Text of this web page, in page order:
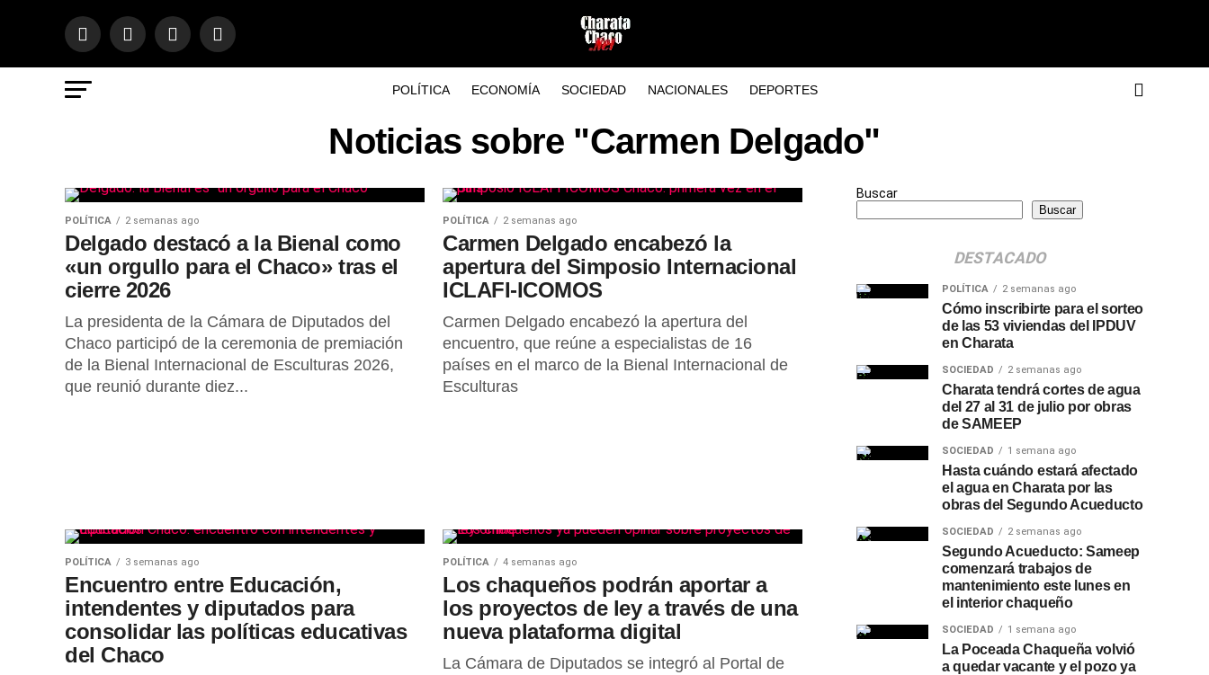
POLÍTICA ECONOMÍA SOCIEDAD NACIONALES DEPORTES
Noticias sobre "Carmen Delgado"
POLÍTICA 2 semanas ago
Delgado destacó a la Bienal como
«un orgullo para el Chaco» tras el
cierre 2026
La presidenta de la Cámara de Diputados del
Chaco participó de la ceremonia de premiación
de la Bienal Internacional de Esculturas 2026,
que reunió durante diez...
POLÍTICA 2 semanas ago
Carmen Delgado encabezó la
apertura del Simposio Internacional
ICLAFI-ICOMOS
Carmen Delgado encabezó la apertura del
encuentro, que reúne a especialistas de 16
países en el marco de la Bienal Internacional de
Esculturas
POLÍTICA 3 semanas ago
Encuentro entre Educación,
intendentes y diputados para
consolidar las políticas educativas
del Chaco
POLÍTICA 4 semanas ago
Los chaqueños podrán aportar a
los proyectos de ley a través de una
nueva plataforma digital
La Cámara de Diputados se integró al Portal de
Buscar
Buscar
DESTACADO
POLÍTICA 2 semanas ago
Cómo inscribirte para el sorteo
de las 53 viviendas del IPDUV
en Charata
SOCIEDAD 2 semanas ago
Charata tendrá cortes de agua
del 27 al 31 de julio por obras
de SAMEEP
SOCIEDAD 1 semana ago
Hasta cuándo estará afectado
el agua en Charata por las
obras del Segundo Acueducto
SOCIEDAD 2 semanas ago
Segundo Acueducto: Sameep
comenzará trabajos de
mantenimiento este lunes en
el interior chaqueño
SOCIEDAD 1 semana ago
La Poceada Chaqueña volvió
a quedar vacante y el pozo ya